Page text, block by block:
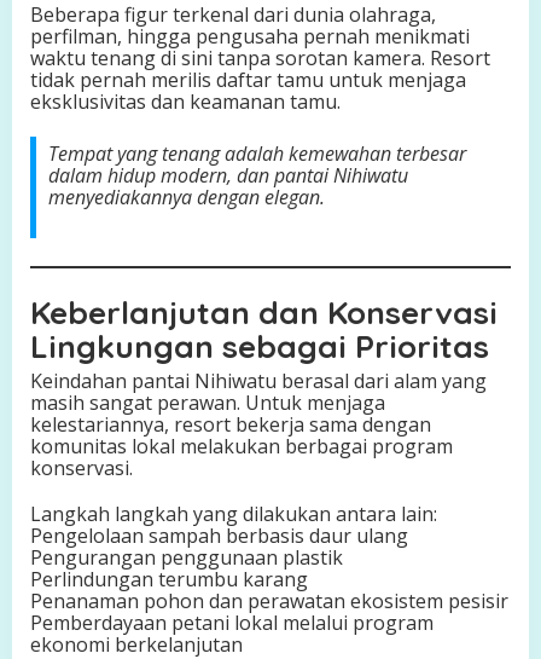
Beberapa figur terkenal dari dunia olahraga,
perfilman, hingga pengusaha pernah menikmati
waktu tenang di sini tanpa sorotan kamera. Resort
tidak pernah merilis daftar tamu untuk menjaga
eksklusivitas dan keamanan tamu.
Tempat yang tenang adalah kemewahan terbesar
dalam hidup modern, dan pantai Nihiwatu
menyediakannya dengan elegan.
Keberlanjutan dan Konservasi
Lingkungan sebagai Prioritas
Keindahan pantai Nihiwatu berasal dari alam yang
masih sangat perawan. Untuk menjaga
kelestariannya, resort bekerja sama dengan
komunitas lokal melakukan berbagai program
konservasi.
Langkah langkah yang dilakukan antara lain:
Pengelolaan sampah berbasis daur ulang
Pengurangan penggunaan plastik
Perlindungan terumbu karang
Penanaman pohon dan perawatan ekosistem pesisir
Pemberdayaan petani lokal melalui program
ekonomi berkelanjutan